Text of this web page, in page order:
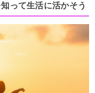
って生活に活かそう